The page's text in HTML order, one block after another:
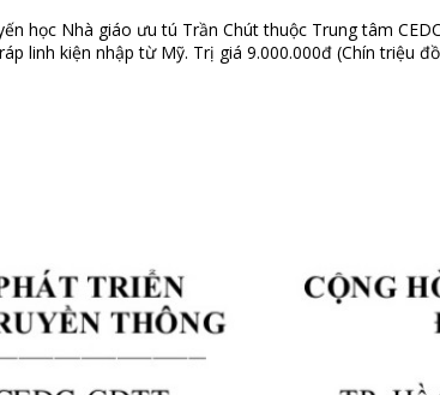
học Nhà giáo ưu tú Trần Chút thuộc Trung tâm
linh kiện nhập từ Mỹ. Trị giá 9.000.000đ (Chín triệu